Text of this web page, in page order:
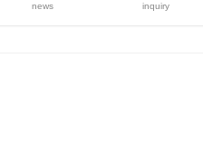
news inquiry